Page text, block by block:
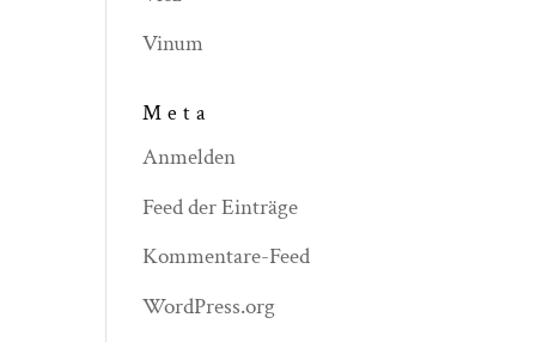
Vinum
Meta
Anmelden
Feed der Einträge
Kommentare-Feed
WordPress.org